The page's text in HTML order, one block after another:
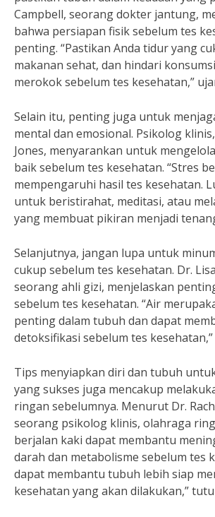
Campbell, seorang dokter jantung,
bahwa persiapan fisik sebelum tes
penting. “Pastikan Anda tidur yang
makanan sehat, dan hindari
merokok sebelum tes kesehatan,”
Selain itu, penting juga untuk
mental dan emosional. Psikolog
Jones, menyarankan untuk
baik sebelum tes kesehatan. “Stres
mempengaruhi hasil tes kesehatan.
untuk beristirahat, meditasi, atau
yang membuat pikiran menjadi
Selanjutnya, jangan lupa untuk
cukup sebelum tes kesehatan. Dr.
seorang ahli gizi, menjelaskan
sebelum tes kesehatan. “Air
penting dalam tubuh dan dapat
detoksifikasi sebelum tes
Tips menyiapkan diri dan tubuh
yang sukses juga mencakup
ringan sebelumnya. Menurut Dr.
seorang psikolog klinis, olahraga
berjalan kaki dapat membantu
darah dan metabolisme sebelum tes
dapat membantu tubuh lebih siap
kesehatan yang akan dilakukan,”